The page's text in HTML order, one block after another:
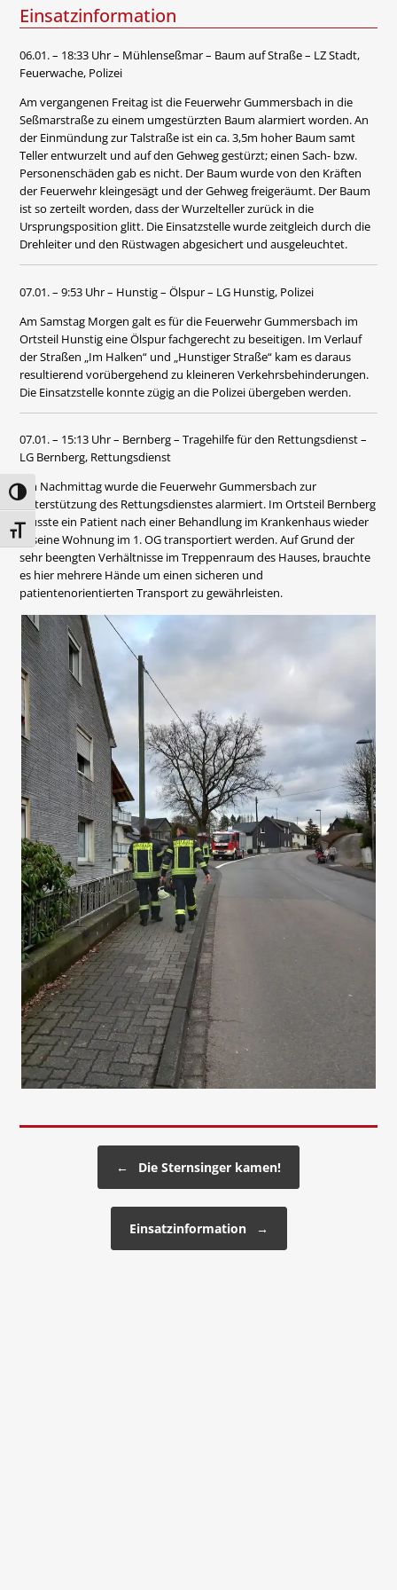
Umschalten auf hohe Kontraste
Schrift vergrößern
Einsatzinformation
06.01. – 18:33 Uhr – Mühlenseßmar – Baum auf Straße – LZ Stadt,
Feuerwache, Polizei
Am vergangenen Freitag ist die Feuerwehr Gummersbach in die
Seßmarstraße zu einem umgestürzten Baum alarmiert worden. An
der Einmündung zur Talstraße ist ein ca. 3,5m hoher Baum samt
Teller entwurzelt und auf den Gehweg gestürzt; einen Sach- bzw.
Personenschäden gab es nicht. Der Baum wurde von den Kräften
der Feuerwehr kleingesägt und der Gehweg freigeräumt. Der Baum
ist so zerteilt worden, dass der Wurzelteller zurück in die
Ursprungsposition glitt. Die Einsatzstelle wurde zeitgleich durch die
Drehleiter und den Rüstwagen abgesichert und ausgeleuchtet.
07.01. – 9:53 Uhr – Hunstig – Ölspur – LG Hunstig, Polizei
Am Samstag Morgen galt es für die Feuerwehr Gummersbach im
Ortsteil Hunstig eine Ölspur fachgerecht zu beseitigen. Im Verlauf
der Straßen „Im Halken“ und „Hunstiger Straße“ kam es daraus
resultierend vorübergehend zu kleineren Verkehrsbehinderungen.
Die Einsatzstelle konnte zügig an die Polizei übergeben werden.
07.01. – 15:13 Uhr – Bernberg – Tragehilfe für den Rettungsdienst –
LG Bernberg, Rettungsdienst
Am Nachmittag wurde die Feuerwehr Gummersbach zur
Unterstützung des Rettungsdienstes alarmiert. Im Ortsteil Bernberg
musste ein Patient nach einer Behandlung im Krankenhaus wieder
in seine Wohnung im 1. OG transportiert werden. Auf Grund der
sehr beengten Verhältnisse im Treppenraum des Hauses, brauchte
es hier mehrere Hände um einen sicheren und
patientenorientierten Transport zu gewährleisten.
← Die Sternsinger kamen!
Einsatzinformation →